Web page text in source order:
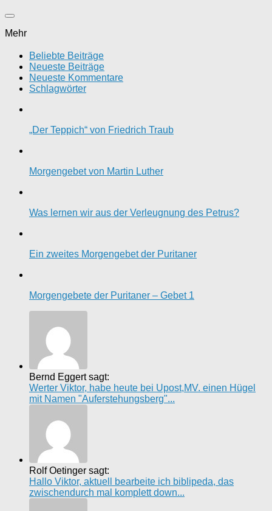
Mehr
Beliebte Beiträge
Neueste Beiträge
Neueste Kommentare
Schlagwörter
„Der Teppich“ von Friedrich Traub
Morgengebet von Martin Luther
Was lernen wir aus der Verleugnung des Petrus?
Ein zweites Morgengebet der Puritaner
Morgengebete der Puritaner – Gebet 1
Bernd Eggert sagt:
Werter Viktor, habe heute bei Upost,MV. einen Hügel
mit Namen "Auferstehungsberg"...
Rolf Oetinger sagt:
Hallo Viktor, aktuell bearbeite ich biblipeda, das
zwischendurch mal komplett down...